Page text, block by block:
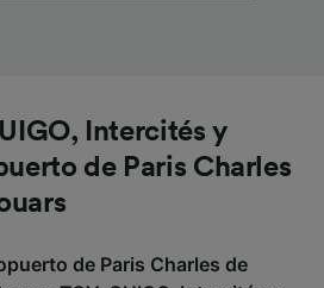
Intercités y
de Paris Charles
de Paris Charles de